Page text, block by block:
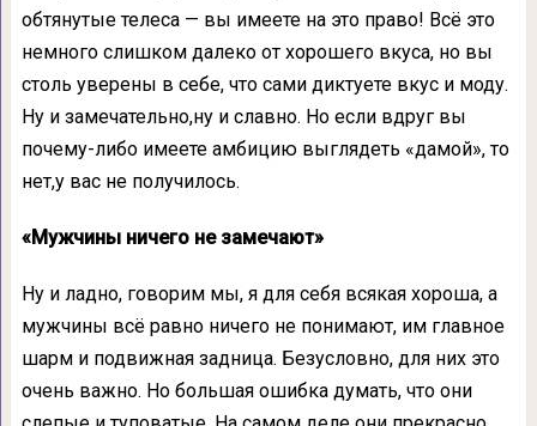
обтянутые телеса — вы имеете на это право! Всё это
немного слишком далеко от хорошего вкуса, но вы
столь уверены в себе, что сами диктуете вкус и моду.
Ну и замечательно,ну и славно. Но если вдруг вы
почему-либо имеете амбицию выглядеть «дамой», то
нет,у вас не получилось.
«Мужчины ничего не замечают»
Ну и ладно, говорим мы, я для себя всякая хороша, а
мужчины всё равно ничего не понимают, им главное
шарм и подвижная задница. Безусловно, для них это
очень важно. Но большая ошибка думать, что они